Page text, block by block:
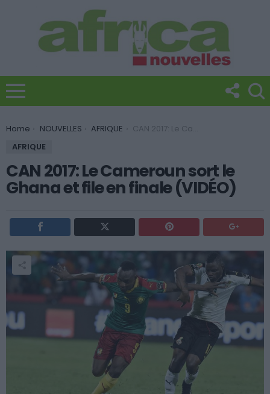
You are here:
Home NOUVELLES AFRIQUE
CAN 2017: Le Cameroun sort le Ghana et file en finale (VIDÉO)
AFRIQUE
CAN 2017: Le Cameroun sort le
Ghana et file en finale (VIDÉO)